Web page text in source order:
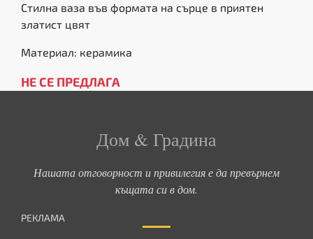
Стилна ваза във формата на сърце в приятен
златист цвят
Материал: керамика
НЕ СЕ ПРЕДЛАГА
Дом & Градина
Нашата отговорност и привилегия е да превърнем
къщата си в дом.
РЕКЛАМА